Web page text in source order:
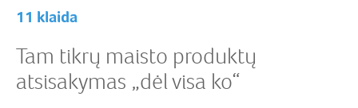
11 klaida
Tam tikrų maisto produktų
atsisakymas „dėl visa ko“